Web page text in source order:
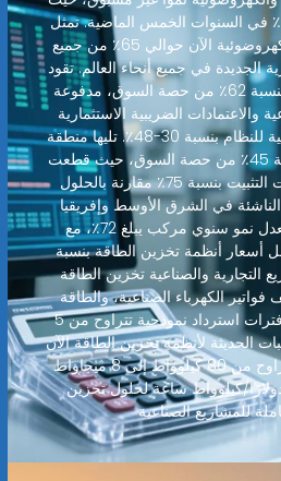
زاد الطلب بأكثر من 550٪ في السنوات الخمس الماضية. تمثل
أنظمة تخزين الطاقة والكهروضوئية الآن حوالي 65٪ من جميع
الجديدة في جميع أنحاء العالم. تقود
أمريكا الشمالية وأوروبا بنسبة 62٪ من حصة السوق، مدفوعة
والاعتمادات الضريبية الاستثمارية
التي تقلل التكاليف الإجمالية للنظام بنسبة 30-48٪. تليها منطقة
آسيا والمحيط الهادئ بنسبة 45٪ من حصة السوق، حيث قطعت
التصاميم المعيارية أوقات التثبيت بنسبة 75٪ مقارنة بالحلول
الناشئة في الشرق الأوسط وإفريقيا
أسرع المناطق نموًا بمعدل نمو سنوي مركب يبلغ 72٪، مع
أسعار أنظمة تخزين الطاقة بنسبة
التجارية والصناعية تخزين الطاقة
فواتير الكهرباء الصناعية، والطاقة
الاحتياطية للطوارئ، مع فترات استرداد نموذجية تتراوح من 5
الحديثة لأنظمة تخزين الطاقة الآن
بأنظمة متكاملة بسعة تتراوح من 80 كيلوواط إلى 8 ميجاواط
أقل من 350 دولارًا/كيلوواط ساعة لحلول تخزين